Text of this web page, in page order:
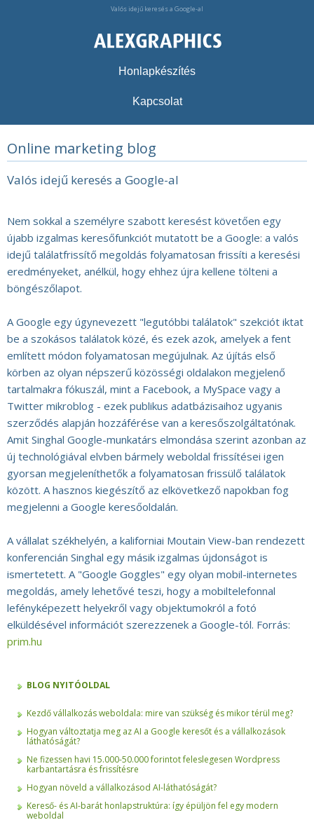
Valós idejű keresés a Google-al
Honlapkészítés
Kapcsolat
Online marketing blog
Valós idejű keresés a Google-al
Nem sokkal a személyre szabott keresést követően egy
újabb izgalmas keresőfunkciót mutatott be a Google: a valós
idejű találatfrissítő megoldás folyamatosan frissíti a keresési
eredményeket, anélkül, hogy ehhez újra kellene tölteni a
böngészőlapot.
A Google egy úgynevezett "legutóbbi találatok" szekciót iktat
be a szokásos találatok közé, és ezek azok, amelyek a fent
említett módon folyamatosan megújulnak. Az újítás első
körben az olyan népszerű közösségi oldalakon megjelenő
tartalmakra fókuszál, mint a Facebook, a MySpace vagy a
Twitter mikroblog - ezek publikus adatbázisaihoz ugyanis
szerződés alapján hozzáférése van a keresőszolgáltatónak.
Amit Singhal Google-munkatárs elmondása szerint azonban az
új technológiával elvben bármely weboldal frissítései igen
gyorsan megjeleníthetők a folyamatosan frissülő találatok
között. A hasznos kiegészítő az elkövetkező napokban fog
megjelenni a Google keresőoldalán.
A vállalat székhelyén, a kaliforniai Moutain View-ban rendezett
konferencián Singhal egy másik izgalmas újdonságot is
ismertetett. A "Google Goggles" egy olyan mobil-internetes
megoldás, amely lehetővé teszi, hogy a mobiltelefonnal
lefényképezett helyekről vagy objektumokról a fotó
elküldésével információt szerezzenek a Google-tól. Forrás:
prim.hu
BLOG NYITÓOLDAL
Kezdő vállalkozás weboldala: mire van szükség és mikor térül meg?
Hogyan változtatja meg az AI a Google keresőt és a vállalkozások
láthatóságát?
Ne fizessen havi 15.000-50.000 forintot feleslegesen Wordpress
karbantartásra és frissítésre
Hogyan növeld a vállalkozásod AI-láthatóságát?
Kereső- és AI-barát honlapstruktúra: így épüljön fel egy modern
weboldal